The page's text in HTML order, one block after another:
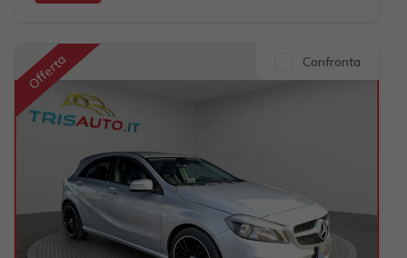
Offerta Confronta